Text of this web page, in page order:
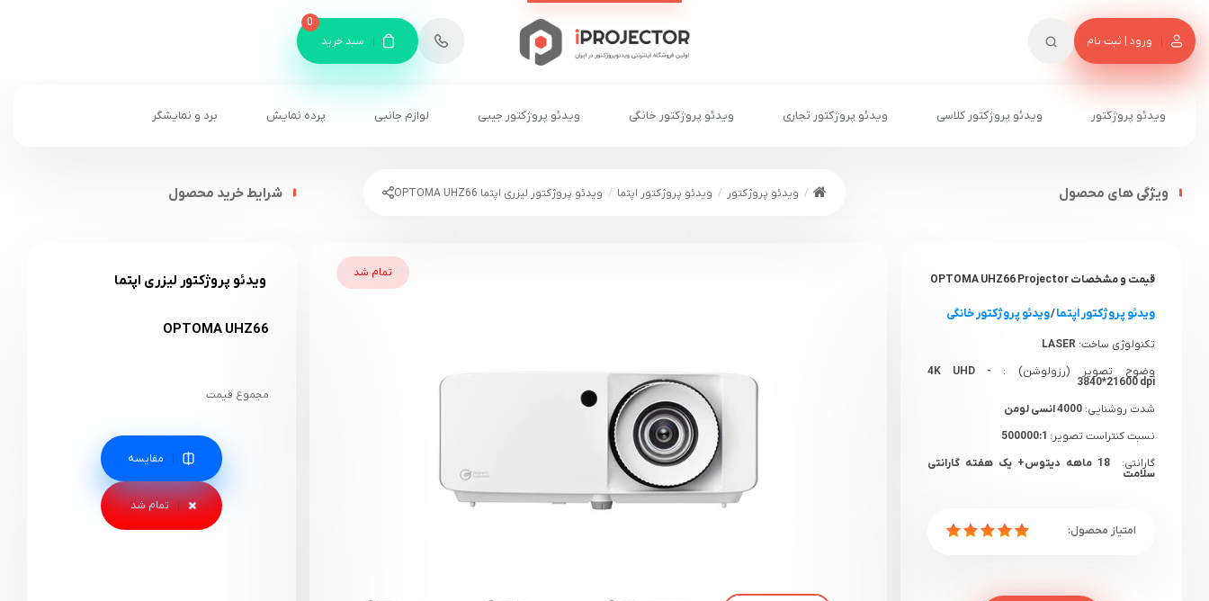
ورود | ثبت نام
8
سبد خرید
0
ویدئو پروژکتور ویدئو پروژکتور کلاسی ویدئو پروژکتور تجاری ویدئو پروژکتور خانگی ویدئو پروژکتور جیبی لوازم جانبی پرده نمایش برد و نمایشگر
ویدئو پروژکتور ویدئو پروژکتور اپتما ویدئو پروژکتور لیزری اپتما OPTOMA UHZ66
تمام شد
شرایط خرید محصول
ویدئو پروژکتور لیزری اپتما
OPTOMA UHZ66
مجموع قیمت
مقایسه
ویژگی های محصول
قیمت و مشخصاتOPTOMA UHZ66 Projector
ویدئو پروژکتور اپتما/ویدئو پروژکتور خانگی
تکنولوژی ساخت: LASER
وضوح تصویر (رزولوشن) :
4K UHD -
3840*21600 dpi
شدت روشنایی: 4000 انسی لومن
نسبت کنتراست تصویر:
گارانتی:
18 ماهه دیتوس+ یک هفته گارانتی
سلامت